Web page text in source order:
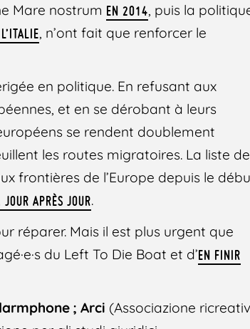
Mare nostrum EN 2014, puis la
, n’ont fait que renforcer le
en politique. En refusant aux
et en se dérobant à leurs
se rendent doublement
les routes migratoires. La liste
frontières de l’Europe depuis le
JOUR APRÈS JOUR.
réparer. Mais il est plus urgent que
du Left To Die Boat et d’EN FINIR
; Arci (Associazione